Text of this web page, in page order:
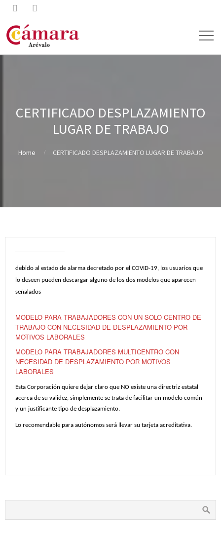
 
CERTIFICADO DESPLAZAMIENTO
LUGAR DE TRABAJO
Home CERTIFICADO DESPLAZAMIENTO LUGAR DE TRABAJO
debido al estado de alarma decretado por el COVID-19, los usuarios que
lo deseen pueden descargar alguno de los dos modelos que aparecen
señalados
MODELO PARA TRABAJADORES CON UN SOLO CENTRO DE
TRABAJO CON NECESIDAD DE DESPLAZAMIENTO POR
MOTIVOS LABORALES
MODELO PARA TRABAJADORES MULTICENTRO CON
NECESIDAD DE DESPLAZAMIENTO POR MOTIVOS
LABORALES
Esta Corporación quiere dejar claro que NO existe una directriz estatal
acerca de su validez, simplemente se trata de facilitar un modelo común
y un justificante tipo de desplazamiento.
Lo recomendable para autónomos será llevar su tarjeta acreditativa.